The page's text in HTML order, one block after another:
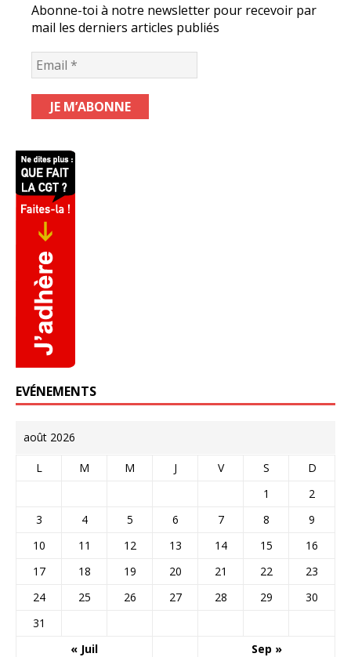
Abonne-toi à notre newsletter pour recevoir par
mail les derniers articles publiés
EVÉNEMENTS
août 2026
L M M J V S
D
1
2
3
4 5 6 7 8
9
10
11 12 13 14 15
16
17
18 19 20 21 22
23
24
25 26 27 28 29
30
31
« Juil
Sep »